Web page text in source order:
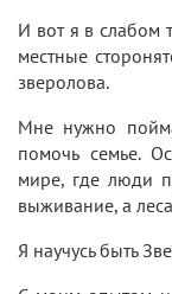
И вот я в слабом
местные
зверолова.
Мне нужно
помочь семье.
мире, где люди
выживание, а
Я научусь быть